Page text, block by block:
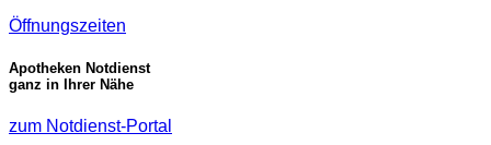
Öffnungszeiten
Apotheken Notdienst
ganz in Ihrer Nähe
zum Notdienst-Portal